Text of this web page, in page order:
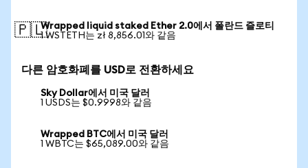
🇵🇱Wrapped liquid staked Ether 2.0에서 폴란드 즐로티
1 WSTETH는 zł 8,856.01와 같음
다른 암호화폐를 USD로 전환하세요
Sky Dollar에서 미국 달러
1 USDS는 $0.9998와 같음
Wrapped BTC에서 미국 달러
1 WBTC는 $65,089.00와 같음